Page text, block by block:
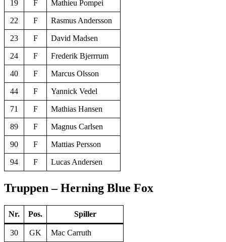
19 F Mathieu Pompei
22 F Rasmus Andersson
23 F David Madsen
24 F Frederik Bjerrrum
40 F Marcus Olsson
44 F Yannick Vedel
71 F Mathias Hansen
89 F Magnus Carlsen
90 F Mattias Persson
94 F Lucas Andersen
Truppen – Herning Blue Fox
Nr. Pos. Spiller
30 GK Mac Carruth